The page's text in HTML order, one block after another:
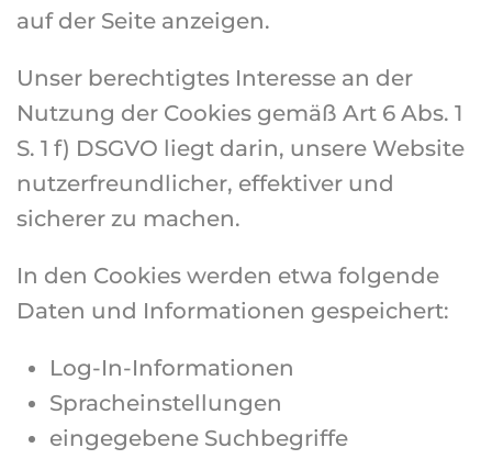
auf der Seite anzeigen.
Unser berechtigtes Interesse an der
Nutzung der Cookies gemäß Art 6 Abs. 1
S. 1 f) DSGVO liegt darin, unsere Website
nutzerfreundlicher, effektiver und
sicherer zu machen.
In den Cookies werden etwa folgende
Daten und Informationen gespeichert:
Log-In-Informationen
Spracheinstellungen
eingegebene Suchbegriffe